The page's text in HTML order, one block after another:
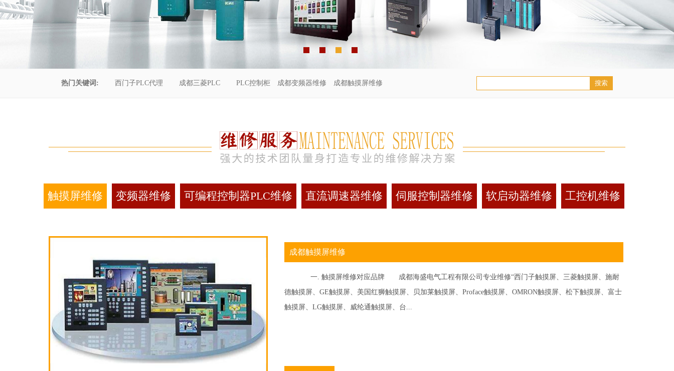
热门关键词: 西门子PLC代理 成都三菱PLC PLC控制柜 成都变频器维修 成都触摸屏维修
触摸屏维修 变频器维修 可编程控制器PLC维修 直流调速器维修 伺服控制器维修 软启动器维修 工控机维修
成都触摸屏维修
一. 触摸屏维修对应品牌 成都海盛电气工程有限公司专业维修“西门子触摸屏、三菱触摸屏、施耐
德触摸屏、GE触摸屏、美国红狮触摸屏、贝加莱触摸屏、Proface触摸屏、OMRON触摸屏、松下触摸屏、富士
触摸屏、LG触摸屏、威纶通触摸屏、台...